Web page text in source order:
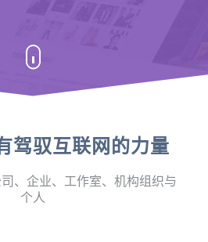
驾驭互联网的力量
、企业、工作室、机构组织与
个人